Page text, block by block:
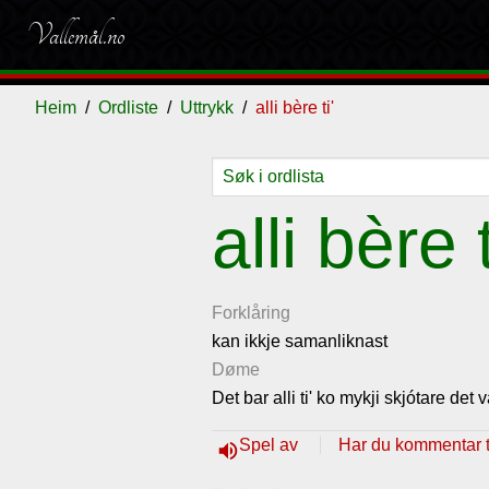
Vallemål.no
Heim Ordliste Uttrykk alli bère ti'
alli bère
Forklåring
kan ikkje samanliknast
Døme
Det bar alli ti' ko mykji skjótare det
volume_upSpel av Har du kommentar